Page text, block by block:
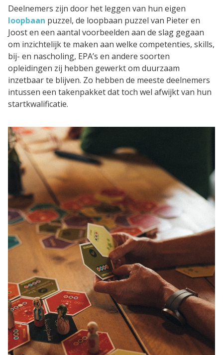
Agile Programs
CAPP Loopbaanontwikkeling
Spruitje
Zorgcontent
Oplossingen
Compliance Management
Online Academie
Extern Leerportaal
Maak zelf e-learning
Zorgonderwijs met EPA's
Performance Support
Microlearning
Diensten
Implementaties
SaaS
Deelnemers zijn door het leggen van hun eigen
loopbaan puzzel, de loopbaan puzzel van Pieter en
Joost en een aantal voorbeelden aan de slag gegaan
om inzichtelijk te maken aan welke competenties, skills,
bij- en nascholing, EPA’s en andere soorten
opleidingen zij hebben gewerkt om duurzaam
inzetbaar te blijven. Zo hebben de meeste deelnemers
intussen een takenpakket dat toch wel afwijkt van hun
startkwalificatie.